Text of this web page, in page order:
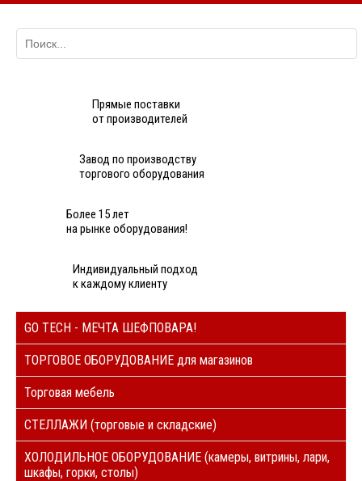
Прямые поставки
от производителей
Завод по производству
торгового оборудования
Более 15 лет
на рынке оборудования!
Индивидуальный подход
к каждому клиенту
GO TECH - МЕЧТА ШЕФПОВАРА!
ТОРГОВОЕ ОБОРУДОВАНИЕ для магазинов
Торговая мебель
СТЕЛЛАЖИ (торговые и складские)
ХОЛОДИЛЬНОЕ ОБОРУДОВАНИЕ (камеры, витрины, лари,
шкафы, горки, столы)